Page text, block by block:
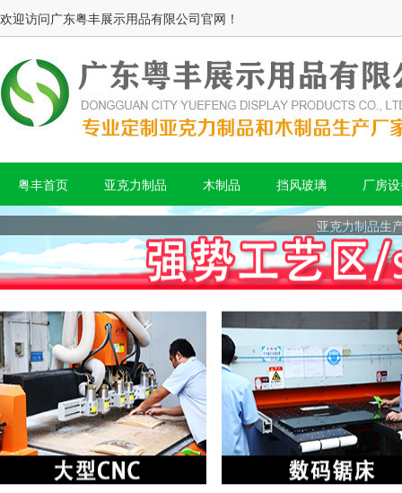
欢迎访问广东粤丰展示用品有限公司官网！
粤丰首页 亚克力制品 木制品 挡风玻璃 厂房
亚克力制品生